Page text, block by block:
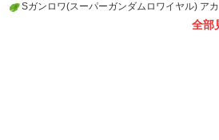
りました。
の新しく初期アカウント入荷が入り、販売始ま
Sガンロワ(スーパーガンダムロワイヤル) アカ
全部